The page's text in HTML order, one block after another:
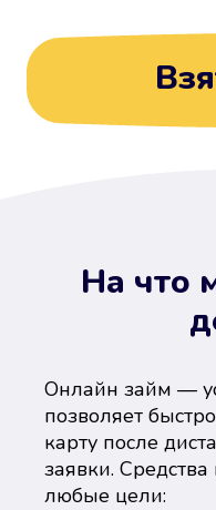
На что
Онлайн займ —
позволяет
карту после
заявки.
любые цели: